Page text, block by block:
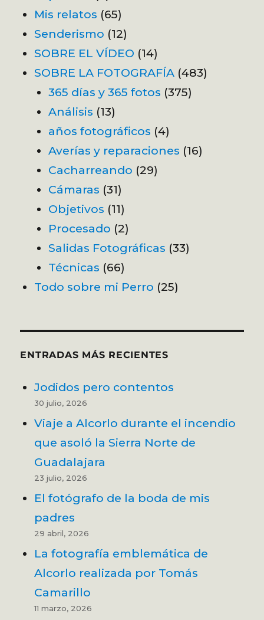
Mis relatos (65)
Senderismo (12)
SOBRE EL VÍDEO (14)
SOBRE LA FOTOGRAFÍA (483)
365 días y 365 fotos (375)
Análisis (13)
años fotográficos (4)
Averías y reparaciones (16)
Cacharreando (29)
Cámaras (31)
Objetivos (11)
Procesado (2)
Salidas Fotográficas (33)
Técnicas (66)
Todo sobre mi Perro (25)
ENTRADAS MÁS RECIENTES
Jodidos pero contentos
30 julio, 2026
Viaje a Alcorlo durante el incendio
que asoló la Sierra Norte de
Guadalajara
23 julio, 2026
El fotógrafo de la boda de mis
padres
29 abril, 2026
La fotografía emblemática de
Alcorlo realizada por Tomás
Camarillo
11 marzo, 2026